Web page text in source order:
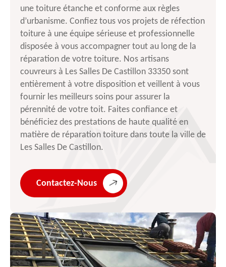
une toiture étanche et conforme aux règles
d’urbanisme. Confiez tous vos projets de réfection
toiture à une équipe sérieuse et professionnelle
disposée à vous accompagner tout au long de la
réparation de votre toiture. Nos artisans
couvreurs à Les Salles De Castillon 33350 sont
entièrement à votre disposition et veillent à vous
fournir les meilleurs soins pour assurer la
pérennité de votre toit. Faites confiance et
bénéficiez des prestations de haute qualité en
matière de réparation toiture dans toute la ville de
Les Salles De Castillon.
Contactez-Nous